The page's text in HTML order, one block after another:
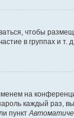
чтобы
в группах и т.
на
каждый
пункт